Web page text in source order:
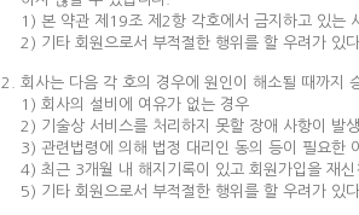
1) 본 약관 제19조 제2항 각호에서 금지하고 있는
2) 기타 회원으로서 부적절한 행위를 할 우려가 있
회사는 다음 각 호의 경우에 원인이 해소될 때까지
1) 회사의 설비에 여유가 없는 경우
2) 기술상 서비스를 처리하지 못할 장애 사항이 발
3) 관련법령에 의해 법정 대리인 동의 등이 필요한
4) 최근 3개월 내 해지기록이 있고 회원가입을 재신
5) 기타 회원으로서 부적절한 행위를 할 우려가 있